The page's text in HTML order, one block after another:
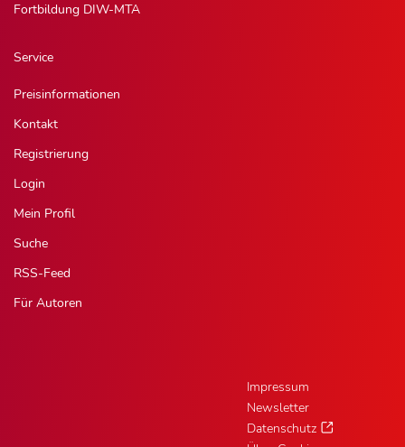
Fortbildung DIW-MTA
Service
Preisinformationen
Kontakt
Registrierung
Login
Mein Profil
Suche
RSS-Feed
Für Autoren
Impressum
Newsletter
Datenschutz